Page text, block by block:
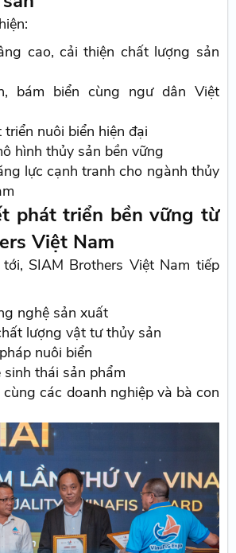
cao, cải thiện chất lượng sản
bám biển cùng ngư dân Việt
nuôi biển hiện đại
hình thủy sản bền vững
lực cạnh tranh cho ngành thủy
phát triển bền vững từ
Việt Nam
SIAM Brothers Việt Nam tiếp
nghệ sản xuất
lượng vật tư thủy sản
nuôi biển
sinh thái sản phẩm
các doanh nghiệp và bà con